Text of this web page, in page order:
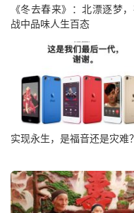
《冬去春来》：北漂逐梦
战中品味人生百态
实现永生，是福音还是灾难？